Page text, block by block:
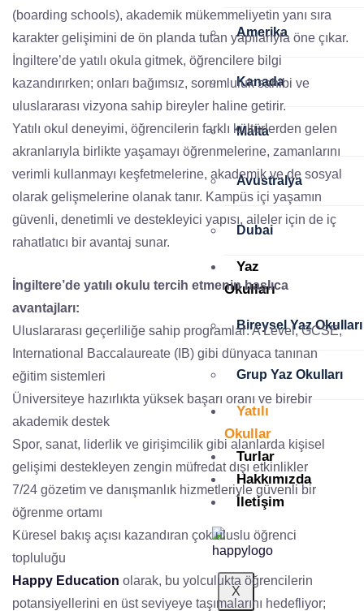
Amerika
Kanada
Malta
Avustralya
Dubai
Yaz
Okulları
Bireysel Yaz Okulları
Grup Yaz Okulları
Yatılı
Okullar
Turlar
Hakkımızda
İletişim
X
(boarding schools), akademik mükemmeliyetin yanı sıra
karakter gelişimini de ön planda tutan yapılarıyla öne çıkar.
İngiltere’de yatılı okula gitmek, öğrencilere bilgi
kazandırırken; onları bağımsız, sorumluluk sahibi ve
uluslararası vizyona sahip bireyler haline getirir.
Yatılı okul deneyimi, öğrencilerin farklı kültürlerden gelen
akranlarıyla birlikte yaşamayı öğrenmelerine, zamanlarını
verimli kullanmayı keşfetmelerine, akademik ve de sosyal
olarak gelişmelerine olanak tanır. Kampüs içi yaşamın
güvenli, denetimli ve destekleyici yapısı, aileler için de iç
rahatlatıcı bir avantaj sunar.
İngiltere’de yatılı okulu tercih etmenin başlıca
avantajları:
Uluslararası geçerliliğe sahip programlar: A Level, GCSE,
International Baccalaureate (IB) gibi dünyaca tanınan
eğitim sistemleri
Üniversiteye hazırlıkta yüksek başarı oranı ve birebir
akademik destek
Spor, sanat, liderlik ve girişimcilik gibi alanlarda kişisel
gelişimi destekleyen zengin müfredat dışı etkinlikler
7/24 gözetim ve danışmanlık hizmetleriyle güvenli bir
öğrenme ortamı
Küresel bakış açısı kazandıran çok uluslu öğrenci
topluluğu
Happy Education olarak, bu yolculukta öğrencilerin
potansiyellerini en üst seviyeye taşımalarını hedefliyor;